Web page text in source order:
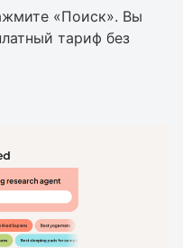
«Поиск». Вы
тариф без